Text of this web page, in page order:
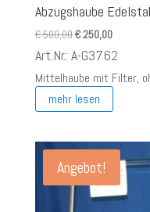
Abzugshaube
€500,00Ursprünglicher
Preis
€ 500,00
€250,00Aktueller
Preis
€ 250,00.
Art.Nr.: A-G3762
Mittelhaube mit Filter,
mehr lesen
Angebot!